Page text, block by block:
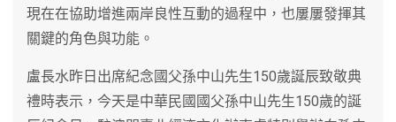
現在在協助增進兩岸良性互動的過程中，也屢屢發揮其
關鍵的角色與功能。
盧長水昨日出席紀念國父孫中山先生150歲誕辰致敬典
禮時表示，今天是中華民國國父孫中山先生150歲的誕